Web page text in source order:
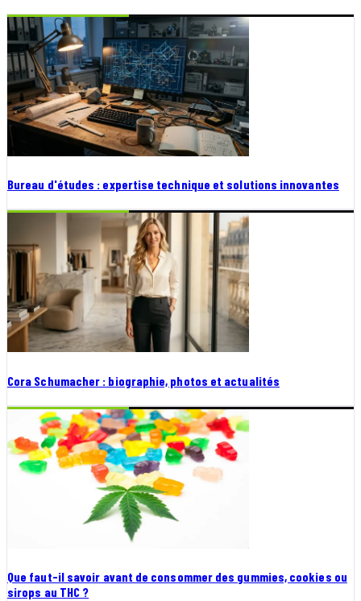
Bureau d'études : expertise technique et solutions innovantes
Cora Schumacher : biographie, photos et actualités
Que faut-il savoir avant de consommer des gummies, cookies ou
sirops au THC ?